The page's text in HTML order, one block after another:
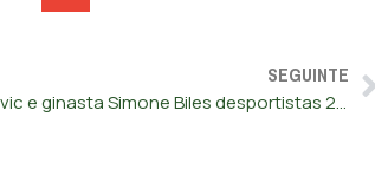
SEGUINTE
Tenista Novak Djokovic e ginasta Simone Biles desportistas 2023 para o L’Équipe